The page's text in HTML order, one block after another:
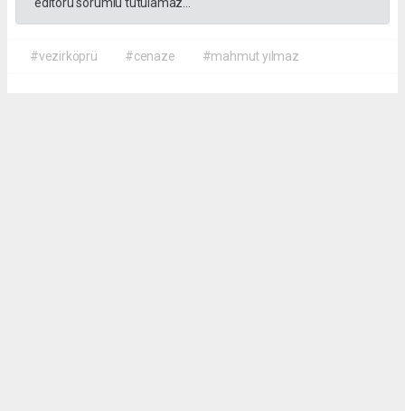
editörü sorumlu tutulamaz...
#vezirköprü #cenaze #mahmut yılmaz